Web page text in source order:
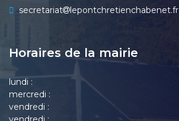
secretariat
lepontchretienchabenet.fr
Horaires de la mairie
lundi :
mercredi :
vendredi :